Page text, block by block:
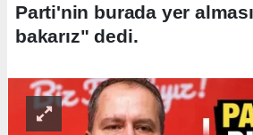
Parti'nin burada yer
bakarız" dedi.